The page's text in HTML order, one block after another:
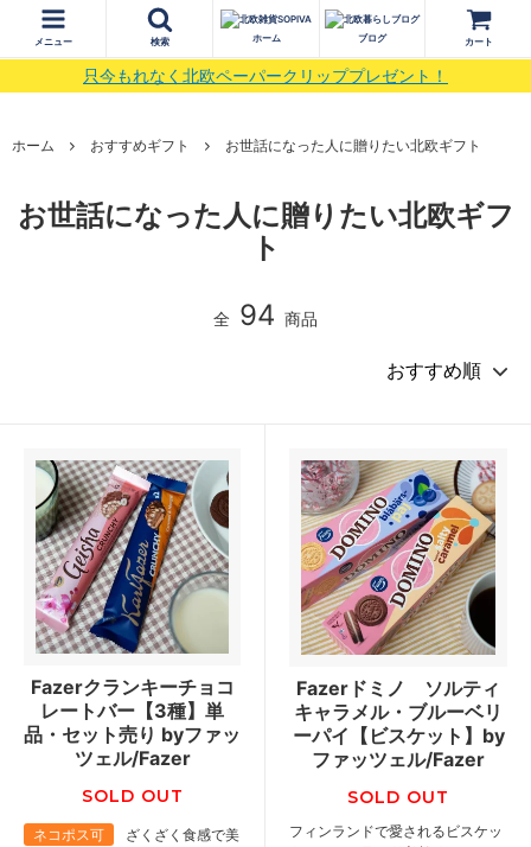
只今もれなく北欧ペーパークリッププレゼント！
メニュー 検索 ホーム ブログ カート
ホーム おすすめギフト お世話になった人に贈りたい北欧ギフト
お世話になった人に贈りたい北欧ギフ
ト
全 94 商品
Fazerクランキーチョコ
レートバー【3種】単
品・セット売り byファッ
ツェル/Fazer
SOLD OUT
ネコポス可
ざくざく食感で美
Fazerドミノ ソルティ
キャラメル・ブルーベリ
ーパイ【ビスケット】by
ファッツェル/Fazer
SOLD OUT
フィンランドで愛されるビスケッ